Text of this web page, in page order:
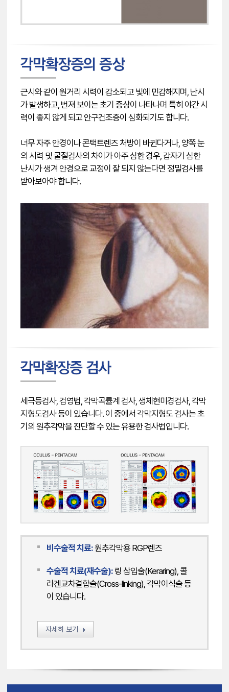
근시와 같이 원거리 시력이 감소되고 빛에 민감해지며, 난시
가 발생하고, 번져 보이는 초기 증상이 나타나며 특히 야간 시
력이 좋지 않게 되고 안구건조증이 심화되기도 합니다.
너무 자주 안경이나 콘택트렌즈 처방이 바뀐다거나, 양쪽 눈
의 시력 및 굴절검사의 차이가 아주 심한 경우, 갑자기 심한
난시가 생겨 안경으로 교정이 잘 되지 않는다면 정밀검사를
받아보아야 합니다.
세극등검사, 검영법, 각막곡률계 검사, 생체현미경검사, 각막
지형도검사 등이 있습니다. 이 중에서 각막지형도 검사는 초
기의 원추각막을 진단할 수 있는 유용한 검사법입니다.
비수술적 치료:원추각막용 RGP렌즈
수술적 치료(재수술): 링 삽입술(Keraring), 콜
라겐교차결합술(Cross-linking), 각막이식술 등
이 있습니다.
자세히 보기